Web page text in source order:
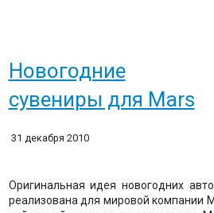
Новогодние
сувениры для Mars
31 декабря 2010
Оригинальная идея новогодних
реализована для мировой компании